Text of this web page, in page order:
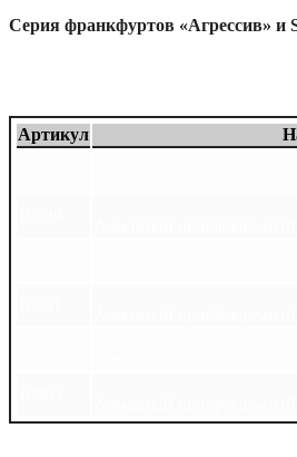
Серия франкфуртов «Агрессив»
Артикул